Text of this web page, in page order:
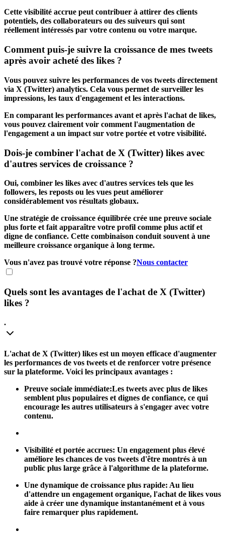
Cette visibilité accrue peut contribuer à attirer des clients
potentiels, des collaborateurs ou des suiveurs qui sont
réellement intéressés par votre contenu ou votre marque.
Comment puis-je suivre la croissance de mes tweets
après avoir acheté des likes ?
Vous pouvez suivre les performances de vos tweets directement
via X (Twitter) analytics. Cela vous permet de surveiller les
impressions, les taux d'engagement et les interactions.
En comparant les performances avant et après l'achat de likes,
vous pouvez clairement voir comment l'augmentation de
l'engagement a un impact sur votre portée et votre visibilité.
Dois-je combiner l'achat de X (Twitter) likes avec
d'autres services de croissance ?
Oui, combiner les likes avec d'autres services tels que les
followers, les reposts ou les vues peut améliorer
considérablement vos résultats globaux.
Une stratégie de croissance équilibrée crée une preuve sociale
plus forte et fait apparaître votre profil comme plus actif et
digne de confiance. Cette combinaison conduit souvent à une
meilleure croissance organique à long terme.
Vous n'avez pas trouvé votre réponse ?Nous contacter
Quels sont les avantages de l'achat de X (Twitter)
likes ?
.
L'achat de X (Twitter) likes est un moyen efficace d'augmenter
les performances de vos tweets et de renforcer votre présence
sur la plateforme. Voici les principaux avantages :
Preuve sociale immédiate:Les tweets avec plus de likes
semblent plus populaires et dignes de confiance, ce qui
encourage les autres utilisateurs à s'engager avec votre
contenu.
Visibilité et portée accrues: Un engagement plus élevé
améliore les chances de vos tweets d'être montrés à un
public plus large grâce à l'algorithme de la plateforme.
Une dynamique de croissance plus rapide: Au lieu
d'attendre un engagement organique, l'achat de likes vous
aide à créer une dynamique instantanément et à vous
faire remarquer plus rapidement.